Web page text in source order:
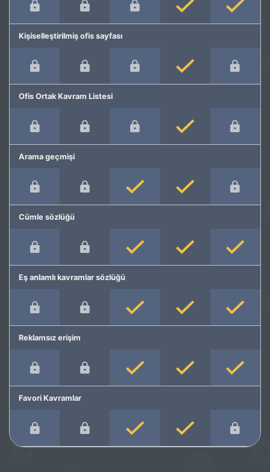
Kişiselleştirilmiş ofis sayfası
Ofis Ortak Kavram Listesi
Arama geçmişi
Cümle sözlüğü
Eş anlamlı kavramlar sözlüğü
Reklamsız erişim
Favori Kavramlar